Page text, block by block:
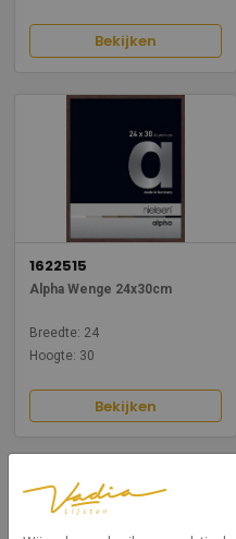
Bekijken
1622515
Alpha Wenge 24x30cm
Breedte: 24
Hoogte: 30
Bekijken